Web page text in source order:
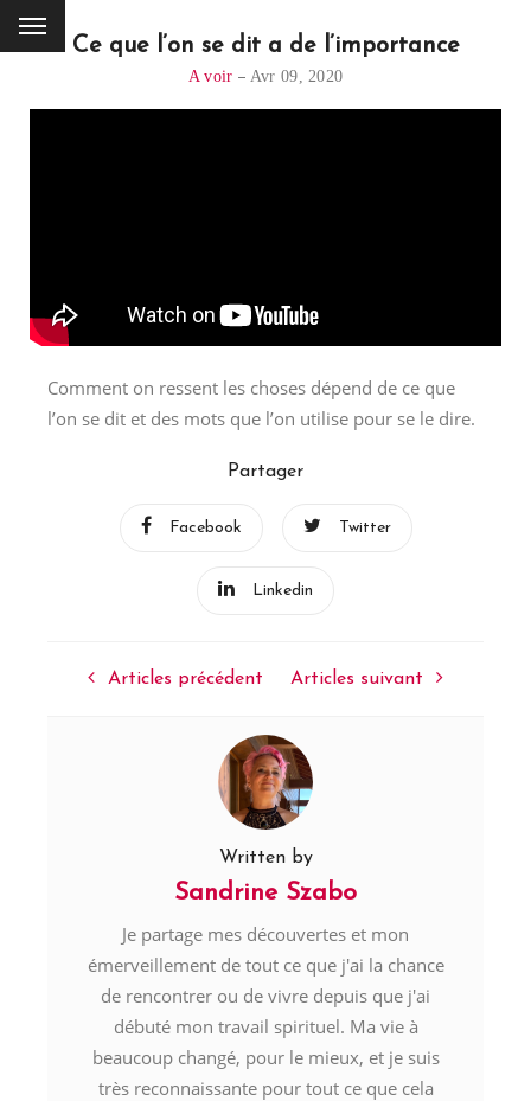
Ce que l’on se dit a de l’importance
A voir Avr 09, 2020
Comment on ressent les choses dépend de ce que
l’on se dit et des mots que l’on utilise pour se le dire.
Partager
Facebook Twitter
Linkedin
Articles précédent Articles suivant
Written by
Sandrine Szabo
Je partage mes découvertes et mon
émerveillement de tout ce que j'ai la chance
de rencontrer ou de vivre depuis que j'ai
débuté mon travail spirituel. Ma vie à
beaucoup changé, pour le mieux, et je suis
très reconnaissante pour tout ce que cela